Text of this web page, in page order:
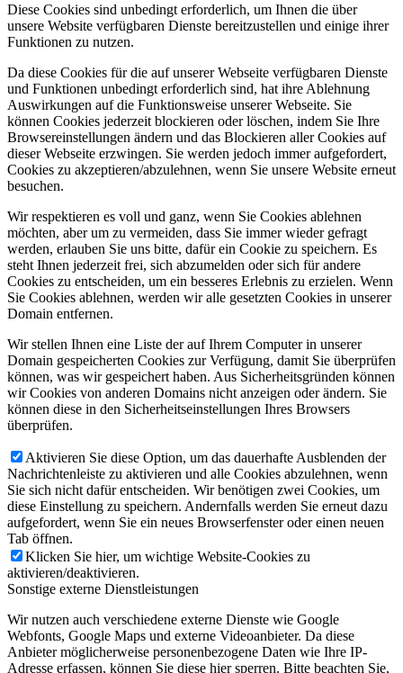
Diese Cookies sind unbedingt erforderlich, um Ihnen die über
unsere Website verfügbaren Dienste bereitzustellen und einige ihrer
Funktionen zu nutzen.
Da diese Cookies für die auf unserer Webseite verfügbaren Dienste
und Funktionen unbedingt erforderlich sind, hat ihre Ablehnung
Auswirkungen auf die Funktionsweise unserer Webseite. Sie
können Cookies jederzeit blockieren oder löschen, indem Sie Ihre
Browsereinstellungen ändern und das Blockieren aller Cookies auf
dieser Webseite erzwingen. Sie werden jedoch immer aufgefordert,
Cookies zu akzeptieren/abzulehnen, wenn Sie unsere Website erneut
besuchen.
Wir respektieren es voll und ganz, wenn Sie Cookies ablehnen
möchten, aber um zu vermeiden, dass Sie immer wieder gefragt
werden, erlauben Sie uns bitte, dafür ein Cookie zu speichern. Es
steht Ihnen jederzeit frei, sich abzumelden oder sich für andere
Cookies zu entscheiden, um ein besseres Erlebnis zu erzielen. Wenn
Sie Cookies ablehnen, werden wir alle gesetzten Cookies in unserer
Domain entfernen.
Wir stellen Ihnen eine Liste der auf Ihrem Computer in unserer
Domain gespeicherten Cookies zur Verfügung, damit Sie überprüfen
können, was wir gespeichert haben. Aus Sicherheitsgründen können
wir Cookies von anderen Domains nicht anzeigen oder ändern. Sie
können diese in den Sicherheitseinstellungen Ihres Browsers
überprüfen.
Aktivieren Sie diese Option, um das dauerhafte Ausblenden der
Nachrichtenleiste zu aktivieren und alle Cookies abzulehnen, wenn
Sie sich nicht dafür entscheiden. Wir benötigen zwei Cookies, um
diese Einstellung zu speichern. Andernfalls werden Sie erneut dazu
aufgefordert, wenn Sie ein neues Browserfenster oder einen neuen
Tab öffnen.
Klicken Sie hier, um wichtige Website-Cookies zu
aktivieren/deaktivieren.
Sonstige externe Dienstleistungen
Wir nutzen auch verschiedene externe Dienste wie Google
Webfonts, Google Maps und externe Videoanbieter. Da diese
Anbieter möglicherweise personenbezogene Daten wie Ihre IP-
Adresse erfassen, können Sie diese hier sperren. Bitte beachten Sie,